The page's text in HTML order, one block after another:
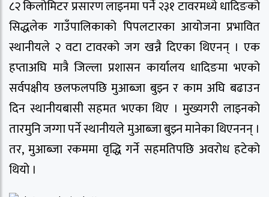
८२ किलोमिटर प्रसारण लाइनमा पर्ने २३१ टावरमध्ये धादिङको
सिद्धलेक गाउँपालिकाको पिपलटारका आयोजना प्रभावित
स्थानीयले २ वटा टावरको जग खन्नै दिएका थिएनन् । एक
हप्ताअघि मात्रै जिल्ला प्रशासन कार्यालय धादिङमा भएको
सर्वपक्षीय छलफलपछि मुआब्जा बुझ्न र काम अघि बढाउन
दिन स्थानीयबासी सहमत भएका थिए । मुख्यगरी लाइनको
तारमुनि जग्गा पर्ने स्थानीयले मुआब्जा बुझ्न मानेका थिएननन् ।
तर, मुआब्जा रकममा वृद्धि गर्ने सहमतिपछि अवरोध हटेको
थियो ।